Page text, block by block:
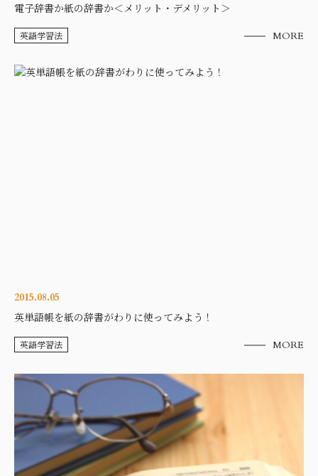
電子辞書か紙の辞書か＜メリット・デメリット＞
英語学習法 MORE
2015.08.05
英単語帳を紙の辞書がわりに使ってみよう！
英語学習法 MORE